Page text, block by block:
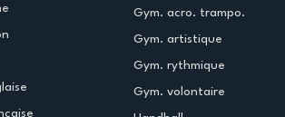
Gym. acro. trampo.
Gym. artistique
Gym. rythmique
Gym. volontaire